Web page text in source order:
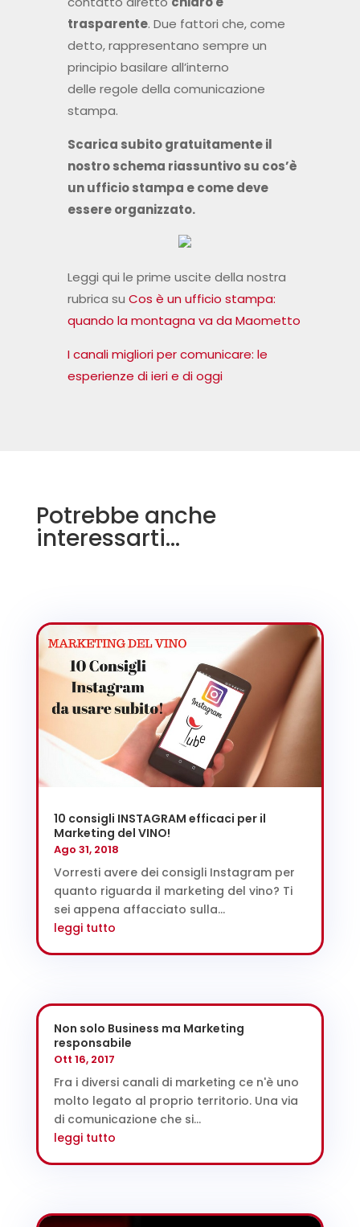
trasparente. Due fattori che, come
detto, rappresentano sempre un
principio basilare all’interno
delle regole della comunicazione
stampa.
Scarica subito gratuitamente il
nostro schema riassuntivo su cos’è
un ufficio stampa e come deve
essere organizzato.
Leggi qui le prime uscite della nostra
rubrica su Cos è un ufficio stampa:
quando la montagna va da Maometto
I canali migliori per comunicare: le
esperienze di ieri e di oggi
Potrebbe anche
interessarti…
10 consigli INSTAGRAM efficaci per il
Marketing del VINO!
Ago 31, 2018
Vorresti avere dei consigli Instagram per
quanto riguarda il marketing del vino? Ti
sei appena affacciato sulla...
leggi tutto
Non solo Business ma Marketing
responsabile
Ott 16, 2017
Fra i diversi canali di marketing ce n'è uno
molto legato al proprio territorio. Una via
di comunicazione che si...
leggi tutto